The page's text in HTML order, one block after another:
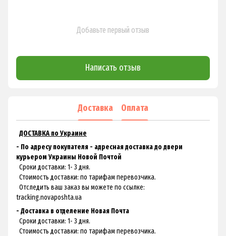
Добавьте первый отзыв
Написать отзыв
Доставка Оплата
ДОСТАВКА по Украине
- По адресу покупателя - адресная доставка до двери
курьером Украины Новой Почтой
Сроки доставки: 1- 3 дня.
Стоимость доставки: по тарифам перевозчика.
Отследить ваш заказ вы можете по ссылке:
tracking.novaposhta.ua
- Доставка в отделение Новая Почта
Сроки доставки: 1- 3 дня.
Стоимость доставки: по тарифам перевозчика.